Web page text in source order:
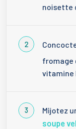
noisette
fromage
vitamine
Mijotez
soupe